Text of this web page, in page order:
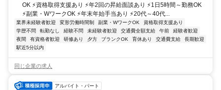
OK ⚡資格取得支援あり ⚡年2回の昇給面談あり ⚡1日5時間～勤務OK
⚡副業・WワークOK ⚡年末年始手当あり ⚡20代～40代...
業界未経験者歓迎 変形労働時間制 副業・WワークOK
資格取得支援あり
学歴不問
転勤なし 経験不問 未経験者歓迎 交通費全額支給 午前
経験者歓迎
夜間
有資格者歓迎 研修あり 夕方 ブランクOK 育休あり 交通費支給
長期歓迎
駅近5分以内
同じ企業の求人
アルバイト・パート